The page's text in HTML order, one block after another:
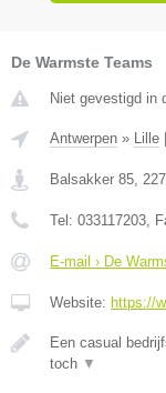
De Warmste Teams
Niet gevestigd in
Antwerpen » Lille
Balsakker 85,
Tel: 033117203,
E-mail › De
Website: https://
Een casual
toch ▼